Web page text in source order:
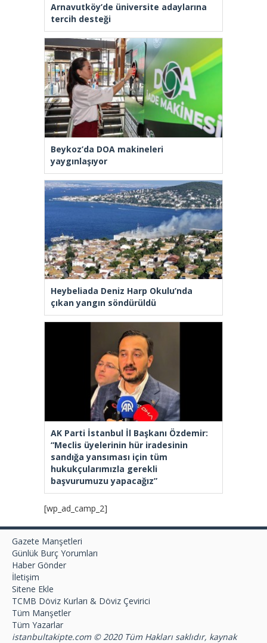
Arnavutköy’de üniversite adaylarına
tercih desteği
Beykoz’da DOA makineleri
yaygınlaşıyor
Heybeliada Deniz Harp Okulu’nda
çıkan yangın söndürüldü
AK Parti İstanbul İl Başkanı Özdemir:
“Meclis üyelerinin hür iradesinin
sandığa yansıması için tüm
hukukçularımızla gerekli
başvurumuzu yapacağız”
[wp_ad_camp_2]
Gazete Manşetleri
Günlük Burç Yorumları
Haber Gönder
İletişim
Sitene Ekle
TCMB Döviz Kurları & Döviz Çevirici
Tüm Manşetler
Tüm Yazarlar
istanbultakipte.com © 2020 Tüm Hakları saklıdır, kaynak